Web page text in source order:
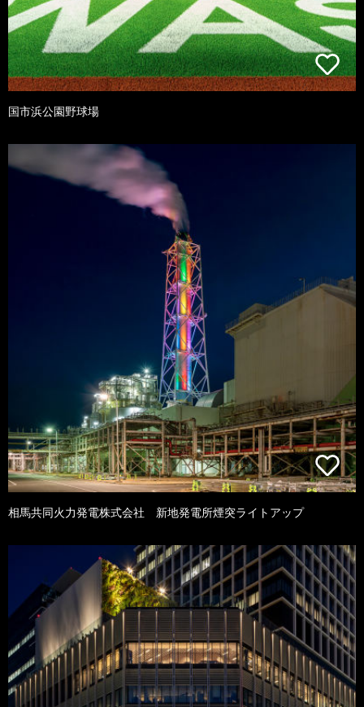
国市浜公園野球場
相馬共同火力発電株式会社 新地発電所煙突ライトアップ